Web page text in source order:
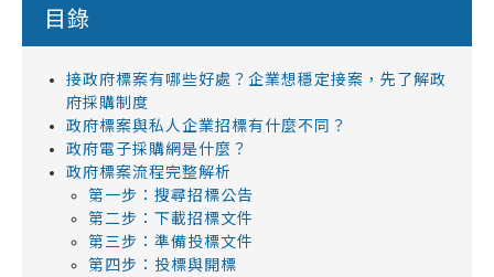
目錄
接政府標案有哪些好處？企業想穩定接案，先了解政
府採購制度
政府標案與私人企業招標有什麼不同？
政府電子採購網是什麼？
政府標案流程完整解析
第一步：搜尋招標公告
第二步：下載招標文件
第三步：準備投標文件
第四步：投標與開標